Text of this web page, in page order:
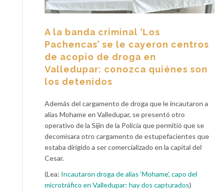
A la banda criminal ‘Los
Pachencas’ se le cayeron centros
de acopio de droga en
Valledupar: conozca quiénes son
los detenidos
Además del cargamento de droga que le incautaron a
alias Mohame en Valledupar, se presentó otro
operativo de la Sijin de la Policía que permitió que se
decomisara otro cargamento de estupefacientes que
estaba dirigido a ser comercializado en la capital del
Cesar.
(Lea: Incautaron droga de alias ‘Mohame’, capo del
microtráfico en Valledupar: hay dos capturados)